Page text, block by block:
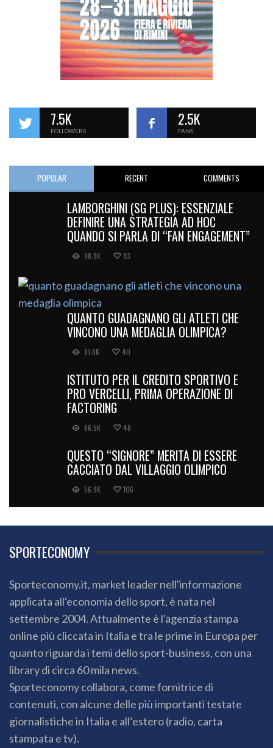
7.5K
FOLLOWERS
2.5K
FANS
POPULAR RECENT COMMENTS
LAMBORGHINI (SG PLUS): ESSENZIALE
DEFINIRE UNA STRATEGIA AD HOC
QUANDO SI PARLA DI “FAN ENGAGEMENT”
98.9K 83
QUANTO GUADAGNANO GLI ATLETI CHE
VINCONO UNA MEDAGLIA OLIMPICA?
81.6K 40
ISTITUTO PER IL CREDITO SPORTIVO E
PRO VERCELLI, PRIMA OPERAZIONE DI
FACTORING
66.5K 48
QUESTO “SIGNORE” MERITA DI ESSERE
CACCIATO DAL VILLAGGIO OLIMPICO
56.9K 106
SPORTECONOMY
Sporteconomy.it, market leader nell'informazione
applicata all'economia dello sport, è nata nel
settembre 2004. Attualmente è l'agenzia stampa
online più cliccata in Italia e tra le prime in Europa per
quanto riguarda i temi dello sport-business, con una
library di circa 60 mila news.
Sporteconomy collabora, come fornitrice di
contenuti, con alcune delle più importanti testate
giornalistiche in Italia e all’estero (radio, carta
stampata e tv).